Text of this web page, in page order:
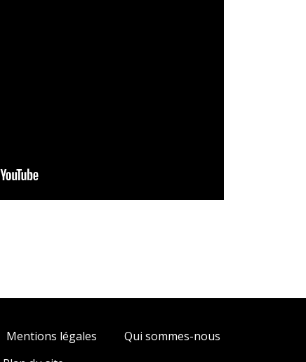
Mentions légales
Qui sommes-nous